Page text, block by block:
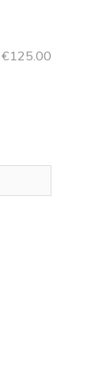
€125.00